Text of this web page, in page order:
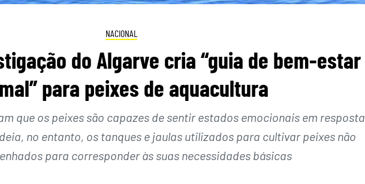
NACIONAL
do Algarve cria “guia de bem-estar
para peixes de aquacultura
que os peixes são capazes de sentir estados emocionais em resposta
no entanto, os tanques e jaulas utilizados para cultivar peixes não
para corresponder às suas necessidades básicas